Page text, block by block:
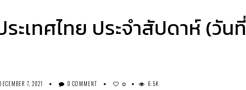
ะเทศไทย ประจำสัปดาห์ (วันที่
7, 2021 0 COMMENT 0 6.5K